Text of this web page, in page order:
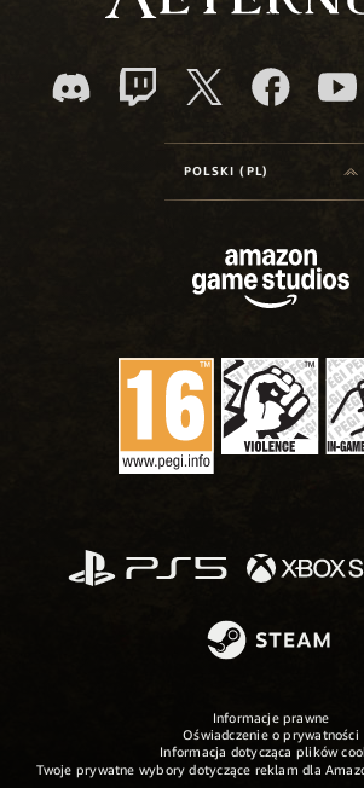
POLSKI (PL)
Informacje prawne
Oświadczenie o prywatności
Informacja dotycząca plików
Twoje prywatne wybory dotyczące reklam dla